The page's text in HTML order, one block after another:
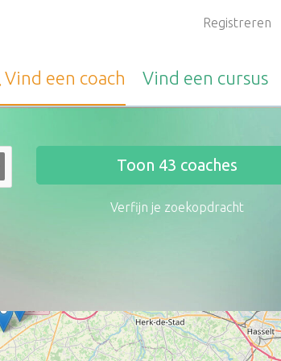
Registreren
Vind een coach Vind een cursus
Toon 43 coaches
Verfijn je zoekopdracht